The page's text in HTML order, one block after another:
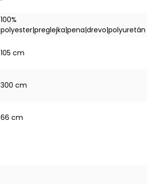
100%
polyester|preglejka|pena|drevo|polyuretán
105 cm
300 cm
66 cm